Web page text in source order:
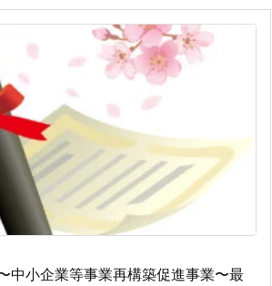
次へ
中小企業等事業再構築促進事業〜最